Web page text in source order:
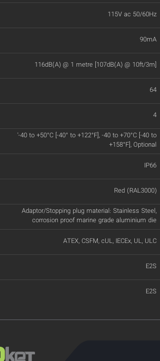
115V ac 50/60Hz
90mA
116dB(A) @ 1 metre [107dB(A) @ 10ft/3m]
64
4
'-40 to +50°C [-40° to +122°F], -40 to +70°C [-40 to
+158°F], Optional
IP66
Red (RAL3000)
Adaptor/Stopping plug material: Stainless Steel,
corrosion proof marine grade aluminium die
ATEX, CSFM, cUL, IECEx, UL, ULC
E2S
E2S